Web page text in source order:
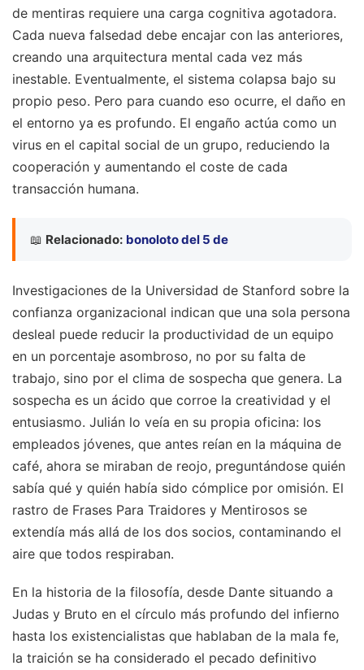
de mentiras requiere una carga cognitiva agotadora.
Cada nueva falsedad debe encajar con las anteriores,
creando una arquitectura mental cada vez más
inestable. Eventualmente, el sistema colapsa bajo su
propio peso. Pero para cuando eso ocurre, el daño en
el entorno ya es profundo. El engaño actúa como un
virus en el capital social de un grupo, reduciendo la
cooperación y aumentando el coste de cada
transacción humana.
📖 Relacionado: bonoloto del 5 de
Investigaciones de la Universidad de Stanford sobre la
confianza organizacional indican que una sola persona
desleal puede reducir la productividad de un equipo
en un porcentaje asombroso, no por su falta de
trabajo, sino por el clima de sospecha que genera. La
sospecha es un ácido que corroe la creatividad y el
entusiasmo. Julián lo veía en su propia oficina: los
empleados jóvenes, que antes reían en la máquina de
café, ahora se miraban de reojo, preguntándose quién
sabía qué y quién había sido cómplice por omisión. El
rastro de Frases Para Traidores y Mentirosos se
extendía más allá de los dos socios, contaminando el
aire que todos respiraban.
En la historia de la filosofía, desde Dante situando a
Judas y Bruto en el círculo más profundo del infierno
hasta los existencialistas que hablaban de la mala fe,
la traición se ha considerado el pecado definitivo